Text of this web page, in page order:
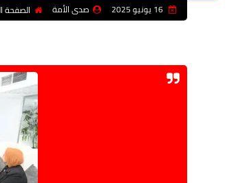
16 يونيو 2025 صدى الأمة الصفحة